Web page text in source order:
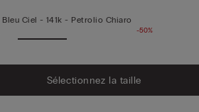
Bleu Ciel - 141k - Petrolio Chiaro
-50%
Sélectionnez la taille